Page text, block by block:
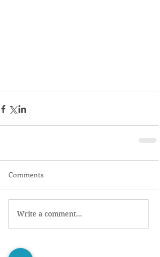
Comments
Write a comment...